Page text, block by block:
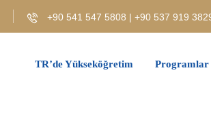
+90 541 547 5808 | +90 537 919
TR’de Yükseköğretim Programlar